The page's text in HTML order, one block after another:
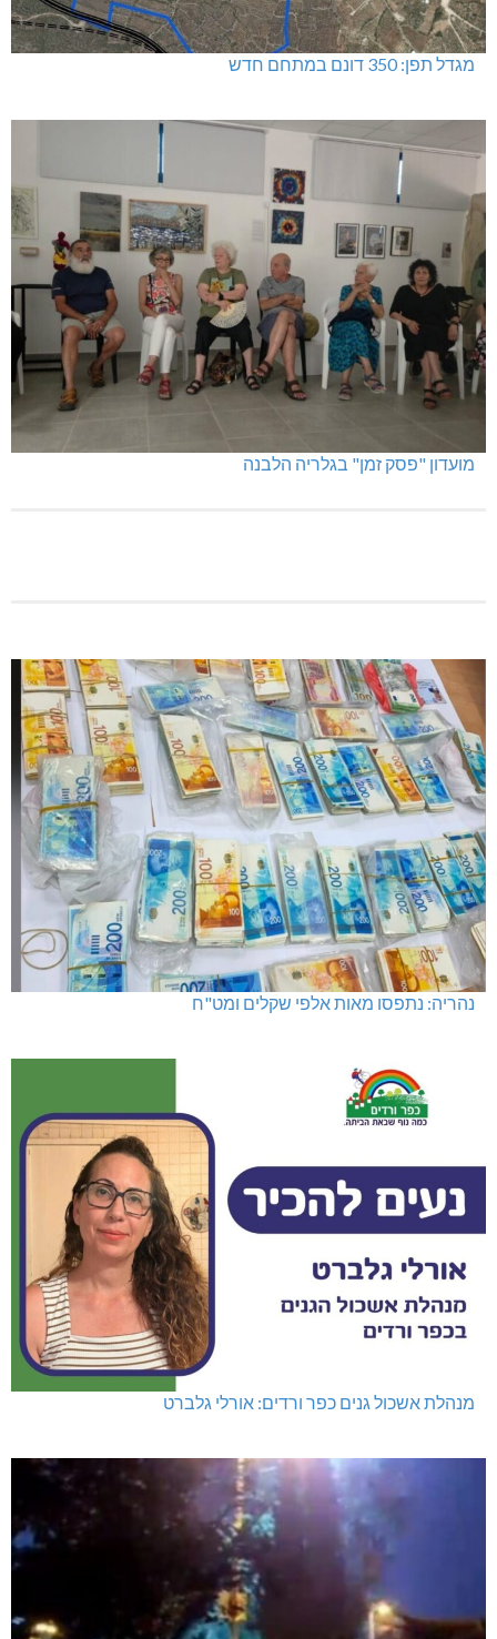
מגדל תפן: 350 דונם במתחם חדש
מועדון "פסק זמן" בגלריה הלבנה
נהריה: נתפסו מאות אלפי שקלים ומט"ח
מנהלת אשכול גנים כפר ורדים: אורלי גלברט